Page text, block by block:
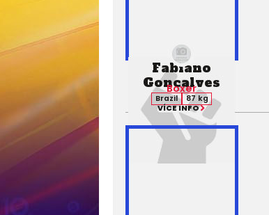
Fabiano
Goncalves
Boxer
Brazil
87 kg
VÍCE INFO